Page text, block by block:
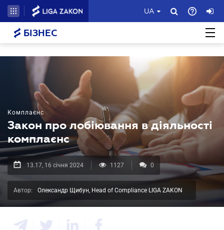
UA
БІЗНЕС
Комплаєнс
Закон про лобіювання в діяльності
комплаєнc
13.17, 16 січня 2024 1127 0
Автор: Олександр Щибун, Head of Compliance LIGA ZAKON